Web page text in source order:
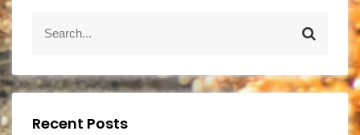
g
r
c
h
S
r
c
Recent Posts